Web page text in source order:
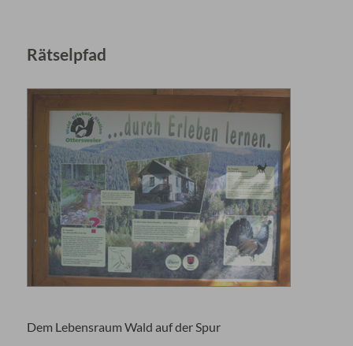
Rätselpfad
Dem Lebensraum Wald auf der Spur